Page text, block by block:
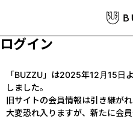
ログイン
「BUZZU」は2025年12月15日
しました。
旧サイトの会員情報は引き継がれ
大変恐れ入りますが、新たに会